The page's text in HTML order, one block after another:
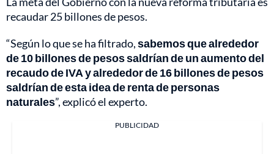
recaudar 25 billones de pesos.
“Según lo que se ha filtrado,sabemos que alrededor
de 10 billones de pesos saldrían de un aumento del
recaudo de IVA y alrededor de 16 billones de pesos
saldrían de esta idea de renta de personas
naturales”, explicó el experto.
PUBLICIDAD